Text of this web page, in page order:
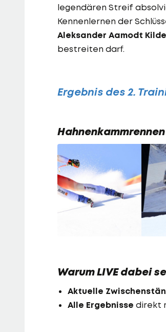
legendären Streif
Kennenlernen der
Aleksander Aamodt Kilde
bestreiten darf.
Ergebnis des 2.
Warum LIVE dabei
Aktuelle
Alle Ergebnisse direkt